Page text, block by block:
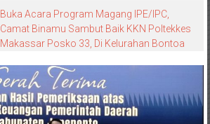
Buka Acara Program Magang IPE/IPC,
Camat Binamu Sambut Baik KKN Poltekkes
Makassar Posko 33, Di Kelurahan Bontoa